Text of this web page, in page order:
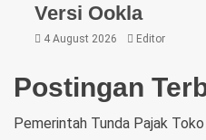
Versi Ookla
4 August 2026 Editor
Postingan
Pemerintah Tunda Pajak